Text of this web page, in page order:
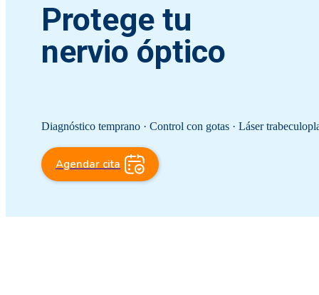
Protege tu
nervio óptico
Diagnóstico temprano · Control con gotas · Láser
Agendar cita